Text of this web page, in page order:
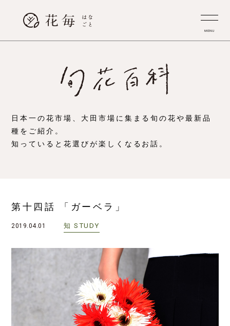
MENU
日本一の花市場、大田市場に集まる旬の花や最新品
種をご紹介。
知っていると花選びが楽しくなるお話。
第十四話 「ガーベラ」
2019.04.01 知 STUDY